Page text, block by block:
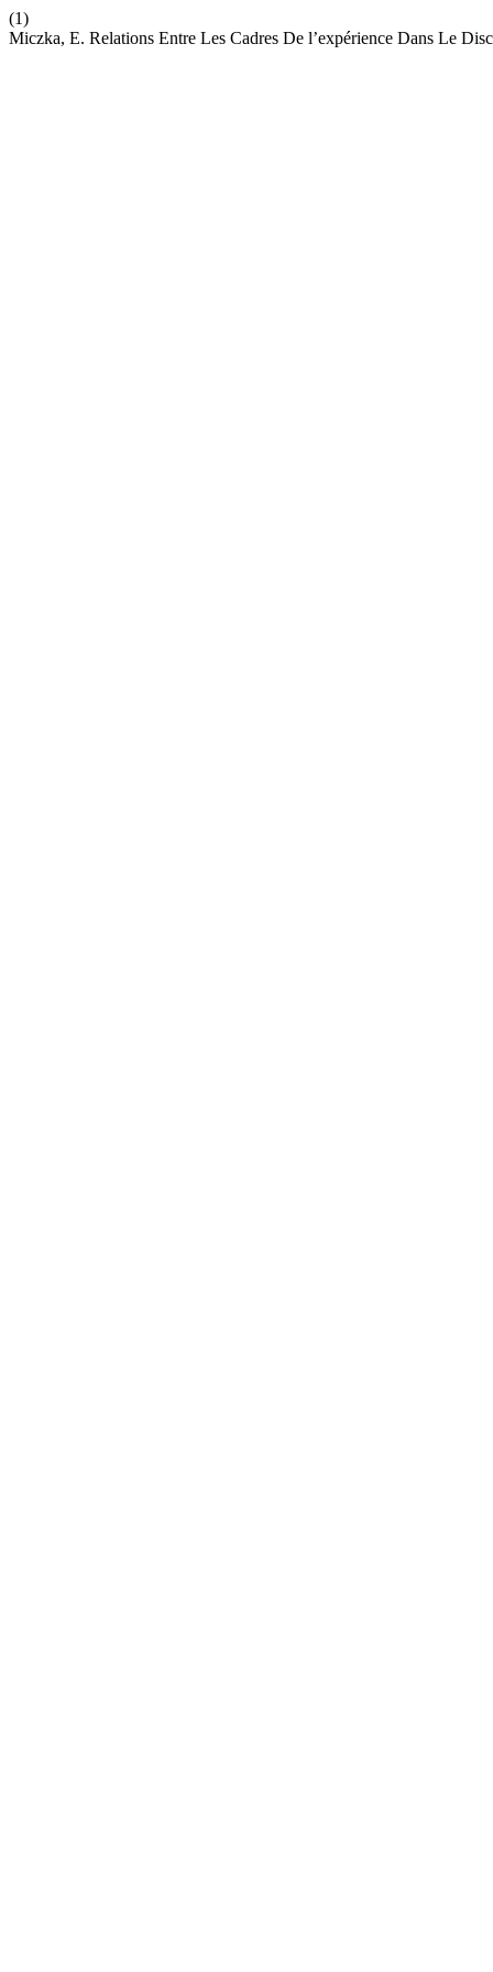
(1)
Miczka, E. Relations Entre Les Cadres De l’expérience Dans Le